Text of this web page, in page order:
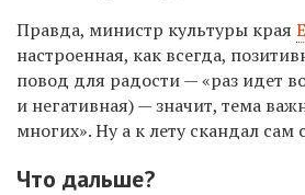
Правда, министр культуры края
настроенная, как всегда,
повод для радости — «раз идет
и негативная) — значит, тема
многих». Ну а к лету скандал сам
Что дальше?